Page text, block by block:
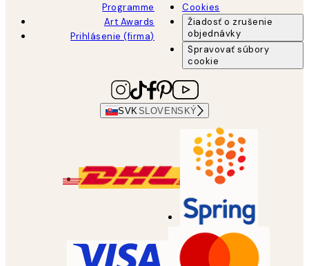
Programme
Art Awards
Prihlásenie (firma)
Cookies
Žiadosť o zrušenie
objednávky
Spravovať súbory
cookie
SVK SLOVENSKÝ